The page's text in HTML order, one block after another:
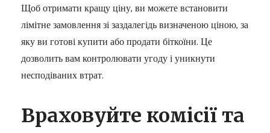
Щоб отримати кращу ціну, ви можете встановити
лімітне замовлення зі заздалегідь визначеною ціною, за
яку ви готові купити або продати біткоїни. Це
дозволить вам контролювати угоду і уникнути
несподіваних втрат.
Враховуйте комісії та